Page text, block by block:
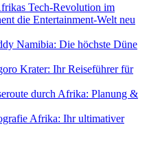
Tech-Revolution im
die Entertainment-Welt neu
Namibia: Die höchste Düne
Krater: Ihr Reiseführer für
durch Afrika: Planung &
Afrika: Ihr ultimativer